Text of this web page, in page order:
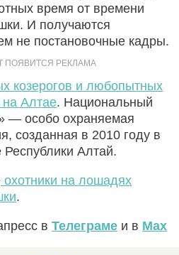
время от времени
И получаются
не постановочные кадры.
козерогов и любопытных
на Алтае. Национальный
— особо охраняемая
созданная в 2010 году в
Алтай.
охотники на лошадях
.
в Телеграме и в Max